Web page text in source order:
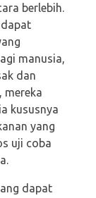
berlebih.
manusia,
dan
mereka
kususnya
yang
uji coba
dapat